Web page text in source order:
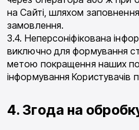
на Сайті, шляхом
замовлення.
3.4. Неперсоніфікована
виключно для формування
метою покращення наших
інформування Користувачів
4. Згода на